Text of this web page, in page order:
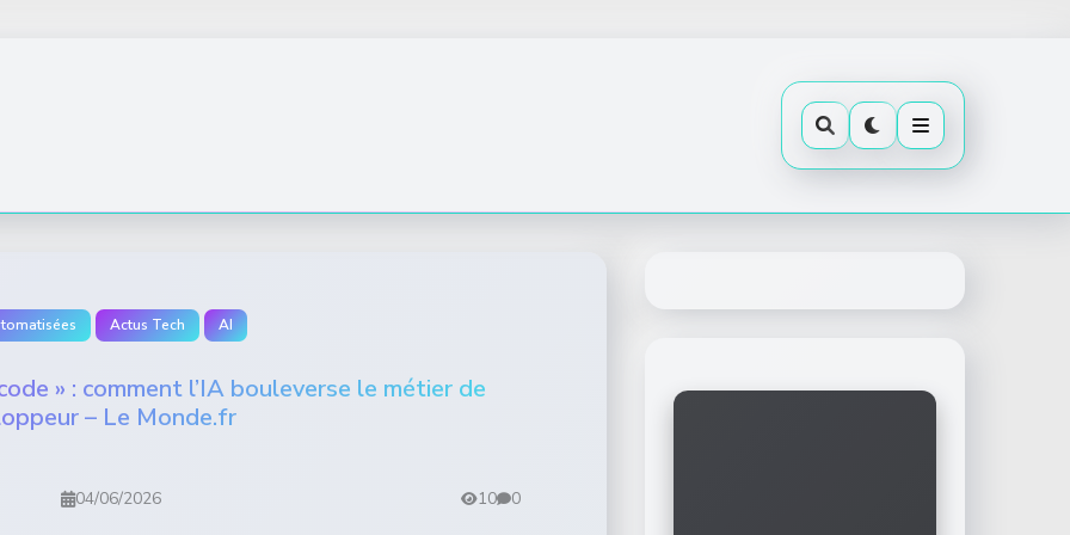
Actus Tech AI
» : comment l’IA bouleverse le métier de
– Le Monde.fr
04/06/2026 10 0